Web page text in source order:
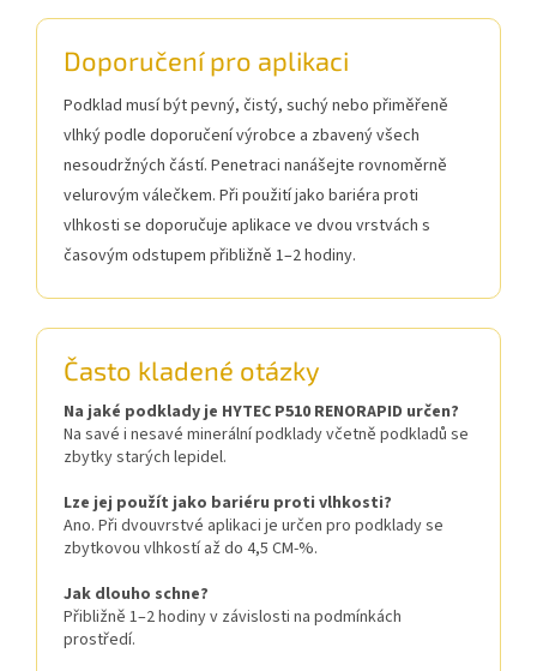
Doporučení pro aplikaci
Podklad musí být pevný, čistý, suchý nebo přiměřeně
vlhký podle doporučení výrobce a zbavený všech
nesoudržných částí. Penetraci nanášejte rovnoměrně
velurovým válečkem. Při použití jako bariéra proti
vlhkosti se doporučuje aplikace ve dvou vrstvách s
časovým odstupem přibližně 1–2 hodiny.
Často kladené otázky
Na jaké podklady je HYTEC P510 RENORAPID určen?
Na savé i nesavé minerální podklady včetně podkladů se
zbytky starých lepidel.
Lze jej použít jako bariéru proti vlhkosti?
Ano. Při dvouvrstvé aplikaci je určen pro podklady se
zbytkovou vlhkostí až do 4,5 CM-%.
Jak dlouho schne?
Přibližně 1–2 hodiny v závislosti na podmínkách
prostředí.